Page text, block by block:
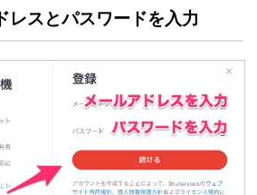
レスとパスワードを入力